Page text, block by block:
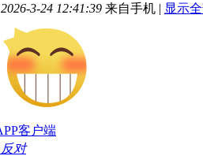
3-24 12:41:39 来自手机 | 显示
客户端
反对